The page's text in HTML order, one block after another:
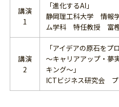
講演
1
「進化するAI」
静岡理工科大学 情報
ム学科 特任教授 富
講演
2
「アイデアの原石をプ
～キャリアアップ・夢
キング～」
ICTビジネス研究会